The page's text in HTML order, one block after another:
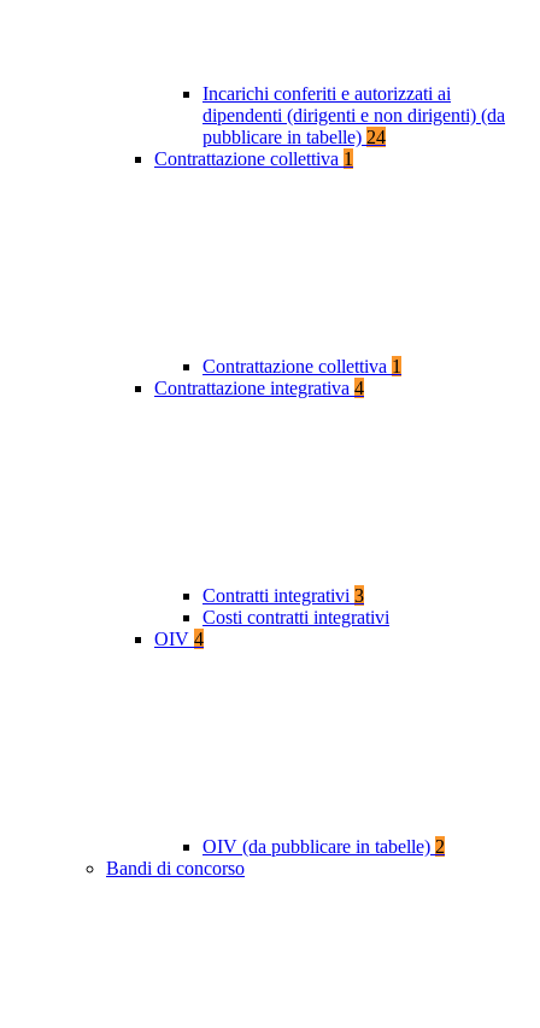
Incarichi conferiti e autorizzati ai
dipendenti (dirigenti e non dirigenti) (da
pubblicare in tabelle) 24
Contrattazione collettiva 1
Contrattazione collettiva 1
Contrattazione integrativa 4
Contratti integrativi 3
Costi contratti integrativi
OIV 4
OIV (da pubblicare in tabelle) 2
Bandi di concorso